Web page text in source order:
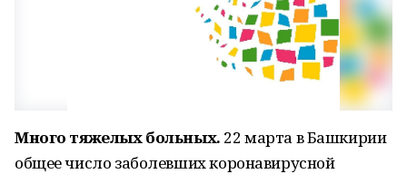
Много тяжелых больных. 22 марта в Башкирии
общее число заболевших коронавирусной